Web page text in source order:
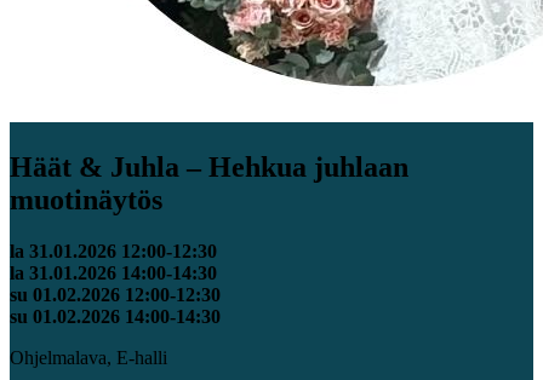
Häät & Juhla – Hehkua juhlaan
muotinäytös
la 31.01.2026 12:00-12:30
la 31.01.2026 14:00-14:30
su 01.02.2026 12:00-12:30
su 01.02.2026 14:00-14:30
Ohjelmalava, E-halli